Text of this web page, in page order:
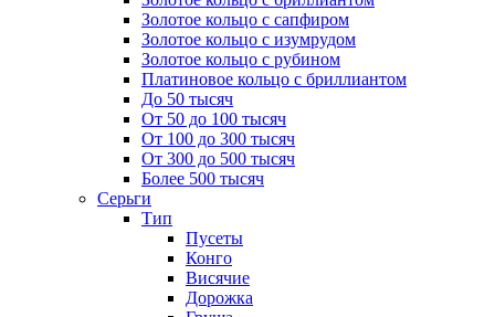
Золотое кольцо с сапфиром
Золотое кольцо с изумрудом
Золотое кольцо с рубином
Платиновое кольцо с бриллиантом
До 50 тысяч
От 50 до 100 тысяч
От 100 до 300 тысяч
От 300 до 500 тысяч
Более 500 тысяч
Серьги
Тип
Пусеты
Конго
Висячие
Дорожка